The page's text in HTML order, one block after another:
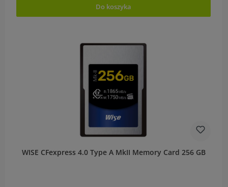
Do koszyka
WISE CFexpress 4.0 Type A MkII Memory Card 256 GB